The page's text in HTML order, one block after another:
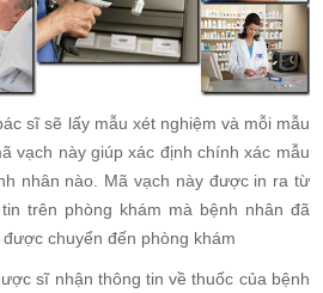
sĩ sẽ lấy mẫu xét nghiệm và mỗi mẫu
vạch này giúp xác định chính xác mẫu
nhân nào. Mã vạch này được in ra từ
trên phòng khám mà bệnh nhân đã
chuyển đến phòng khám
sĩ nhận thông tin về thuốc của bệnh